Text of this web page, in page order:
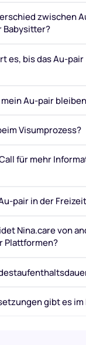
zwischen
Babysitter?
es, bis das Au-pair
Au-pair
Visumprozess?
für mehr
pair in der
Nina.care von
Plattformen?
gibt es im